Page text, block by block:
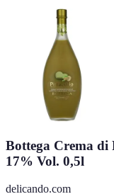
Bottega Crema
17% Vol. 0,5l
delicando.com